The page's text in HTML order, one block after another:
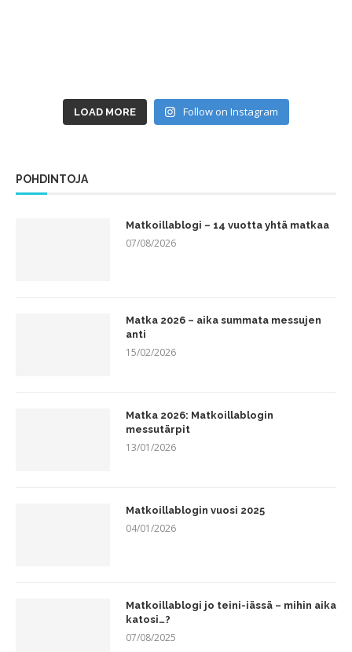
LOAD MORE Follow on Instagram
POHDINTOJA
Matkoillablogi – 14 vuotta yhtä matkaa
07/08/2026
Matka 2026 – aika summata messujen
anti
15/02/2026
Matka 2026: Matkoillablogin
messutärpit
13/01/2026
Matkoillablogin vuosi 2025
04/01/2026
Matkoillablogi jo teini-iässä – mihin aika
katosi…?
07/08/2025